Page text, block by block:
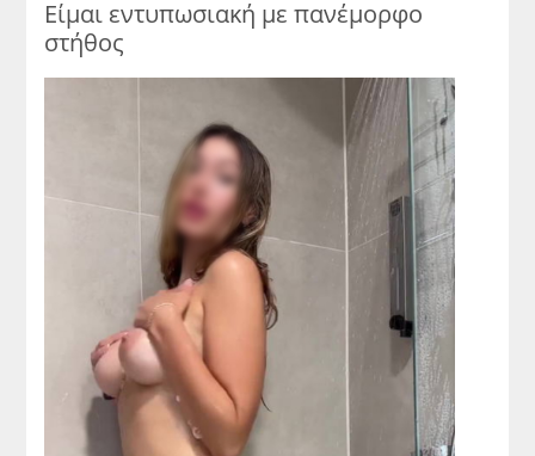
Είμαι εντυπωσιακή με πανέμορφο
στήθος